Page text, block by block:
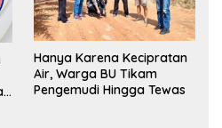
Hanya Karena Kecipratan
Air, Warga BU Tikam
Pengemudi Hingga Tewas